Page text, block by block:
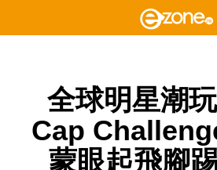
全球明星潮
Cap
蒙眼起飛腳